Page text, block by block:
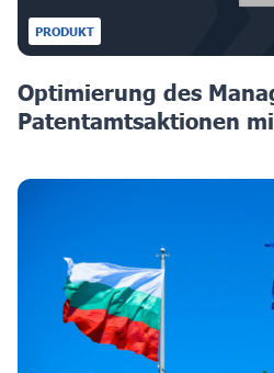
PRODUKT
Optimierung des
Patentamtsaktionen